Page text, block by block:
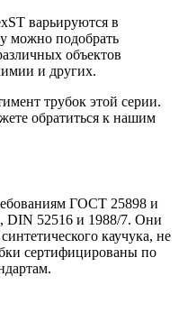
варьируются в
можно подобрать
объектов
и других.
трубок этой серии.
обратиться к нашим
ГОСТ 25898 и
DIN 52516 и 1988/7. Они
каучука, не
сертифицированы по